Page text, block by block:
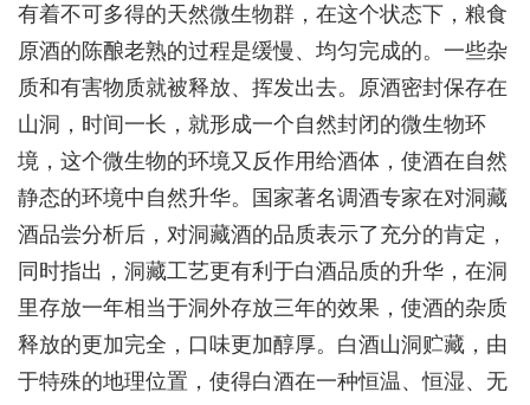
有着不可多得的天然微生物群，在这个状态下，粮食
原酒的陈酿老熟的过程是缓慢、均匀完成的。一些杂
质和有害物质就被释放、挥发出去。原酒密封保存在
山洞，时间一长，就形成一个自然封闭的微生物环
境，这个微生物的环境又反作用给酒体，使酒在自然
静态的环境中自然升华。国家著名调酒专家在对洞藏
酒品尝分析后，对洞藏酒的品质表示了充分的肯定，
同时指出，洞藏工艺更有利于白酒品质的升华，在洞
里存放一年相当于洞外存放三年的效果，使酒的杂质
释放的更加完全，口味更加醇厚。白酒山洞贮藏，由
于特殊的地理位置，使得白酒在一种恒温、恒湿、无